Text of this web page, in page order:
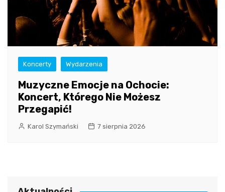
Koncerty Wydarzenia
Muzyczne Emocje na Ochocie:
Koncert, Którego Nie Możesz
Przegapić!
Karol Szymański 7 sierpnia 2026